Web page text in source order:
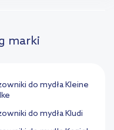
marki
do mydła Kleine
do mydła Kludi